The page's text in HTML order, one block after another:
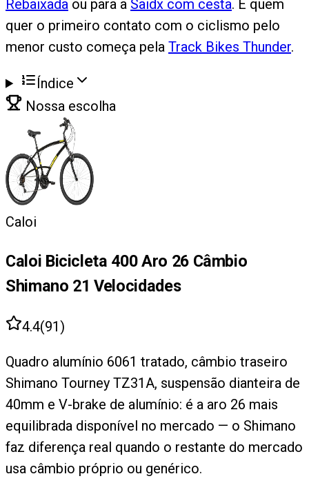
Rebaixada ou para a Saidx com cesta. E quem
quer o primeiro contato com o ciclismo pelo
menor custo começa pela Track Bikes Thunder.
Índice
Nossa escolha
Caloi
Caloi Bicicleta 400 Aro 26 Câmbio
Shimano 21 Velocidades
4.4(91)
Quadro alumínio 6061 tratado, câmbio traseiro
Shimano Tourney TZ31A, suspensão dianteira de
40mm e V-brake de alumínio: é a aro 26 mais
equilibrada disponível no mercado — o Shimano
faz diferença real quando o restante do mercado
usa câmbio próprio ou genérico.